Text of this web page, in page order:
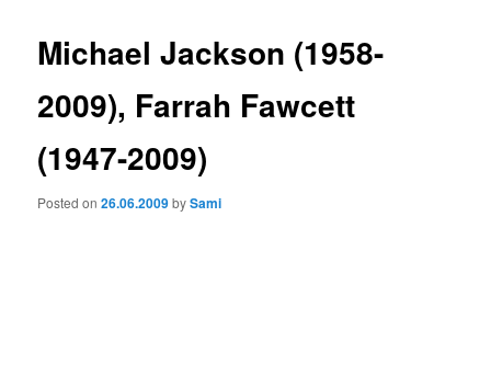
Michael Jackson (1958-
2009), Farrah Fawcett
(1947-2009)
Posted on26.06.2009bySami